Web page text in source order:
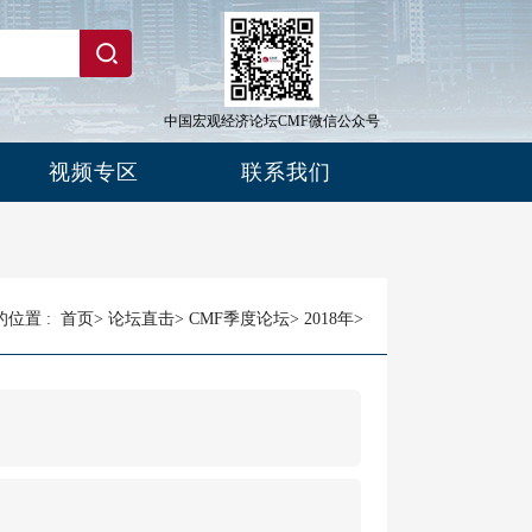
中国宏观经济论坛CMF微信公众号
视频专区 联系我们
位置 : 首页> 论坛直击> CMF季度论坛> 2018年>